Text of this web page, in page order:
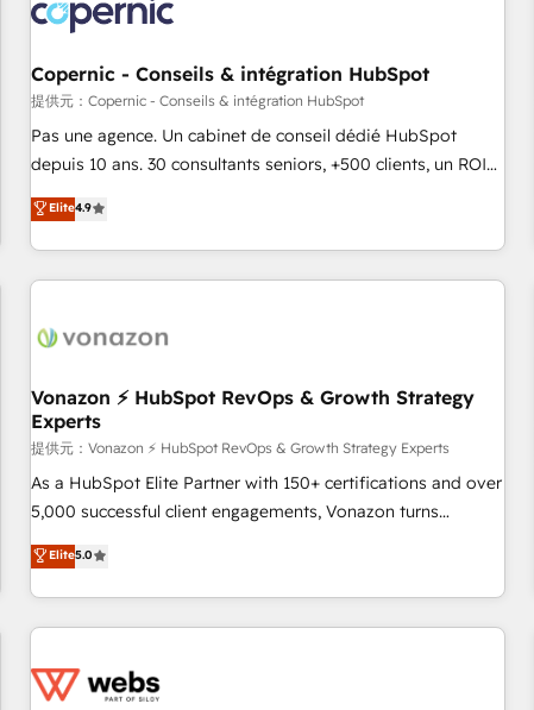
Onboarding for Sales, Service, Marketing & Content Hubs •
AI voice and chat agents, predictive automation, and smart
workflows • Salesforce + HubSpot integration • Website
design and CMS development • ERP integration: SAP,
NetSuite, Microsoft Dynamics, … • Data cleansing and CRM
migration from any platform • Client/member portals built
and complex integrations: SAM.gov, GovWin, QuickBooks,
PandaDoc, ClickUp, Shopify, Mapsly, WooCommerce,
Copernic - Conseils & intégration HubSpot
提供元：Copernic - Conseils & intégration HubSpot
Pas une agence. Un cabinet de conseil dédié HubSpot
depuis 10 ans. 30 consultants seniors, +500 clients, un ROI
mesurable. Notre mission : faire de HubSpot un vrai levier
de performance pour votre organisation. Cela passe par la
compréhension de vos processus, la fiabilisation de vos
données et l'alignement de vos équipes — avant même
Intégration & paramétrage HubSpot - Migration CRM &
Marketing / Sales - Data, reporting & tableaux de bord -
Onboarding, audit & optimisation - Intégrations métiers
(ERP, téléphonie, e-commerce) - Formation &
accompagnement au changement Nous intervenons auprès
des PME, ETI et grandes entreprises en France et à
industrie, éducation, banque & assurance, transport &
logistique.
Elite4.9
Vonazon ⚡ HubSpot RevOps & Growth Strategy
Experts
提供元：Vonazon ⚡ HubSpot RevOps & Growth Strategy Experts
As a HubSpot Elite Partner with 150+ certifications and over
5,000 successful client engagements, Vonazon turns
marketing complexity into measurable, scalable growth.
From onboarding to enterprise-grade campaigns, our in-
house team builds scalable strategies that drive long-term
revenue. ⚙️ HubSpot Integration & Optimization • Seamless
migrations and data cleanups • Custom APIs and third-party
Elite5.0